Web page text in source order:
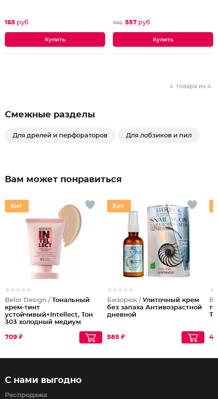
165 руб 1162 557 руб
4 товара из 4
Смежные разделы
Для дрелей и перфораторов Для лобзиков и пил
Вам может понравиться
Belor Design / Тональный
крем-тинт
устойчивый+Intellect, Тон
303 холодный медиум
709 ₽
Бизорюк / Улиточный крем
без запаха Антивозрастной
дневной
585 ₽
С нами выгодно
Распродажа